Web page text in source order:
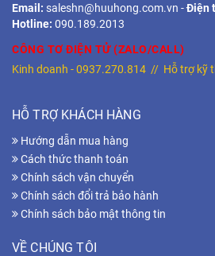
Email: saleshn@huuhong.com.vn -Điện
Hotline: 090.189.2013
CÔNG TƠ ĐIỆN TỬ (ZALO/CALL)
Kinh doanh -0937.270.814 // Hỗ trợ kỹ
HỖ TRỢ KHÁCH HÀNG
Hướng dẫn mua hàng
Cách thức thanh toán
Chính sách vận chuyển
Chính sách đổi trả bảo hành
Chính sách bảo mật thông tin
VỀ CHÚNG TÔI